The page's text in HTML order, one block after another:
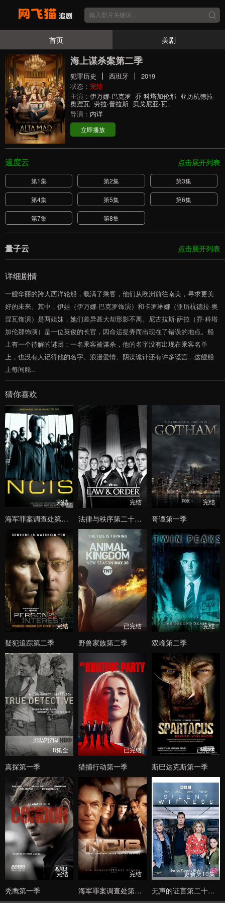
首页 美剧
海上谋杀案第二季
犯罪历史 西班牙
2019
状态： 完结
主演： 伊万娜·巴克罗 乔·科塔加伦那 亚历杭德拉·
奥涅瓦 劳拉·普拉斯 贝戈尼亚·瓦..
导演： 内详
立即播放
点击展开列表
速度云
第1集 第2集 第3集
第4集 第5集 第6集
第7集 第8集
点击展开列表
量子云
详细剧情
一艘华丽的跨大西洋轮船，载满了乘客，他们从欧洲前往南美，寻求更美
好的未来。其中，伊娃（伊万娜·巴克罗饰演）和卡罗琳娜（亚历杭德拉·奥
涅瓦饰演）是两姐妹，她们差异甚大却形影不离。尼古拉斯·萨拉（乔·科塔
加伦那饰演）是一位英俊的长官，因命运捉弄而出现在了错误的地点。船
上有一个待解的谜团：一名乘客被谋杀，他的名字没有出现在乘客名单
上，也没有人记得他的名字。浪漫爱情、阴谋诡计还有许多谎言…这艘船
上每间舱..
猜你喜欢
完结
海军罪案调查处第七季
完结
法律与秩序第二十二季
完结
哥谭第一季
完结
疑犯追踪第二季
已完结
野兽家族第二季
完结
双峰第二季
8集全
真探第一季
已完结
猎捕行动第一季
已完结
斯巴达克斯第一季
完结
秃鹰第一季
完结
海军罪案调查处第一季
更新第10集
无声的证言第二十八季